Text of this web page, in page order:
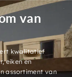
van
kwalitatief
eiken en
assortiment van